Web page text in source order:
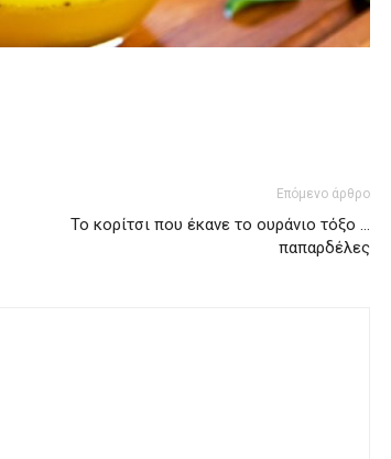
Επόμενο άρθρο
Το κορίτσι που έκανε το ουράνιο τόξο …
παπαρδέλες